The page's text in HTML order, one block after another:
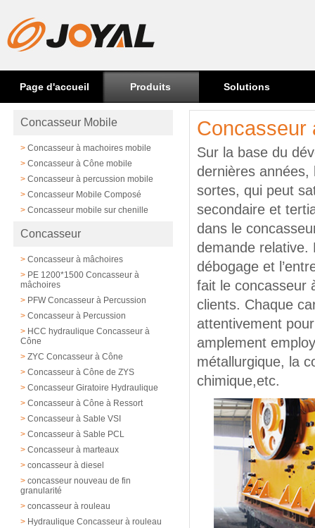
Page d'accueil Produits Solutions
Concasseur Mobile
>Concasseur à machoires mobile
>Concasseur à Cône mobile
>Concasseur à percussion mobile
>Concasseur Mobile Composé
>Concasseur mobile sur chenille
Concasseur
>Concasseur à mâchoires
> PE 1200*1500 Concasseur à
mâchoires
> PFW Concasseur à Percussion
>Concasseur à Percussion
> HCC hydraulique Concasseur à
Cône
>ZYC Concasseur à Cône
>Concasseur à Cône de ZYS
>Concasseur Giratoire Hydraulique
>Concasseur à Cône à Ressort
>Concasseur à Sable VSI
>Concasseur à Sable PCL
>Concasseur à marteaux
>concasseur à diesel
>concasseur nouveau de fin
granularité
>concasseur à rouleau
> Hydraulique Concasseur à rouleau
Concasseur
Sur la base du
dernières années,
sortes, qui peut
secondaire et
dans le
demande relative.
débogage et
fait le concasseur
clients. Chaque
attentivement
amplement
métallurgique, la
chimique,etc.